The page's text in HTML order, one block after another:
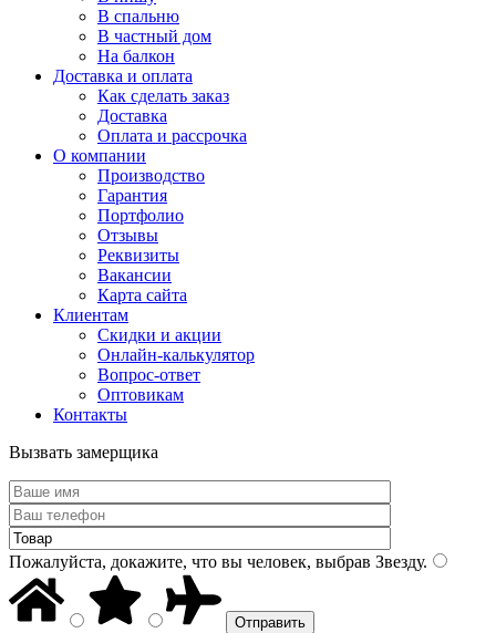
В спальню
В частный дом
На балкон
Доставка и оплата
Как сделать заказ
Доставка
Оплата и рассрочка
О компании
Производство
Гарантия
Портфолио
Отзывы
Реквизиты
Вакансии
Карта сайта
Клиентам
Скидки и акции
Онлайн-калькулятор
Вопрос-ответ
Оптовикам
Контакты
Вызвать замерщика
Пожалуйста, докажите, что вы человек, выбрав Звезду.